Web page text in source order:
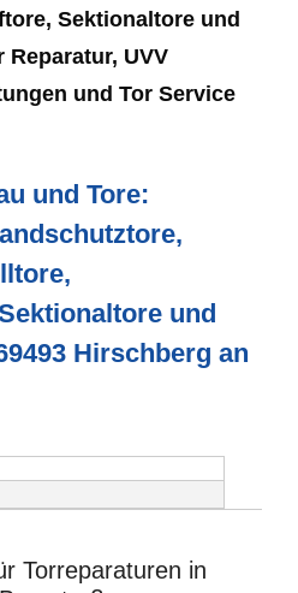
Sektionaltore und
Reparatur, UVV
und Tor Service
und Tore:
und
Hirschberg an
Torreparaturen in